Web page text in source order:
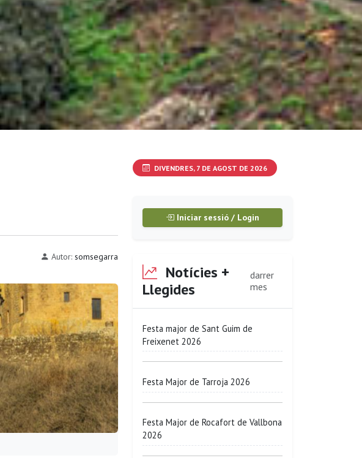
Autor: somsegarra
DIVENDRES, 7 DE AGOST DE 2026
Iniciar sessió / Login
Notícies +
Llegides
darrer
mes
Festa major de Sant Guim de
Freixenet 2026
Festa Major de Tarroja 2026
Festa Major de Rocafort de Vallbona
2026